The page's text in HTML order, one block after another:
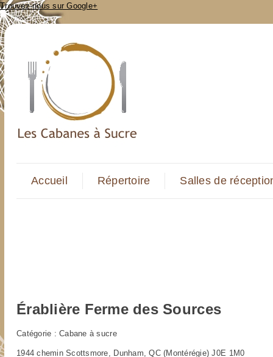
Trouvez-nous sur Google+
Accueil Répertoire Salles de
Érablière Ferme des Sources
Catégorie : Cabane à sucre
1944 chemin Scottsmore, Dunham, QC (Montérégie) J0E 1M0